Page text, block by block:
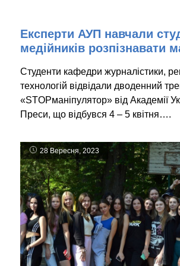
Експерти АУП навчали
медійників розпізнавати
Студенти кафедри журналістики,
технологій відвідали дводенний
«STOPманіпулятор» від Академії
Преси, що відбувся 4 – 5 квітня….
28 Вересня, 2023